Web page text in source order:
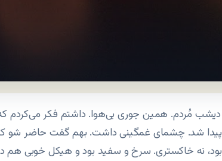
دیشب مُردم. همین جوری بی‌هوا. داشتم فکر می‌کردم
پیدا شد. چشمای غمگینی داشت. بهم گفت حاضر شو که
بود، نه خاکستری. سرخ و سفید بود و هیکل خوبی